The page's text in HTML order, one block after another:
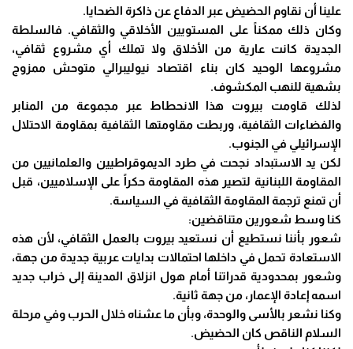
علينا أن نقاوم الحضيض عبر الدفاع عن ذاكرة الضحايا.
وكان ذلك ممكناً على المستويين الأخلاقي والثقافي. فالسلطة
الجديدة كانت عارية من الأخلاق ولا تملك أي مشروع ثقافي،
مشروعها الوحيد كان بناء اقتصاد نيوليبرالي متوحش ممزوج
بشهية للنهب المكشوف.
لذلك قاومت بيروت هذا الانحطاط عبر مجموعة من المنابر
والفضاءات الثقافية، وربطت مقاومتها الثقافية بمقاومة الاحتلال
الإسرائيلي في الجنوب.
لكن يد الاستبداد نجحت في طرد الديموقراطيين والعلمانيين من
المقاومة اللبنانية لتصير هذه المقاومة حكراً على الإسلاميين، قبل
أن تمنع ترجمة المقاومة الثقافية في السياسة.
كنا وسط شعورين متناقضين:
شعور بأننا نستطيع أن نستعيد بيروت بالعمل الثقافي، لأن هذه
الاستعادة تحمل في داخلها احتمالات بدايات عربية جديدة من جهة،
وشعور بمحدودية قدراتنا أمام هول انزلاق المدينة إلى خراب جديد
اسمه إعادة الإعمار، من جهة ثانية.
وكنا نشعر بالأسى والوحدة، وبأن ما عشناه خلال الحرب وفي مرحلة
السلام الناقص كان الحضيض.